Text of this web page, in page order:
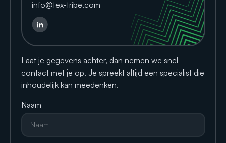
info@tex-tribe.com
Laat je gegevens achter, dan nemen we snel
contact met je op. Je spreekt altijd een specialist die
inhoudelijk kan meedenken.
Naam